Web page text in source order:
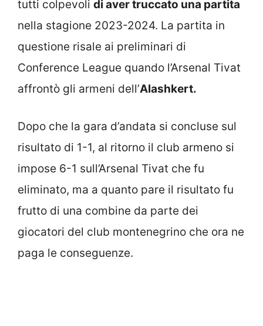
tutti colpevoli di aver truccato una partita
nella stagione 2023-2024. La partita in
questione risale ai preliminari di
Conference League quando l’Arsenal Tivat
affrontò gli armeni dell’Alashkert.
Dopo che la gara d’andata si concluse sul
risultato di 1-1, al ritorno il club armeno si
impose 6-1 sull’Arsenal Tivat che fu
eliminato, ma a quanto pare il risultato fu
frutto di una combine da parte dei
giocatori del club montenegrino che ora ne
paga le conseguenze.